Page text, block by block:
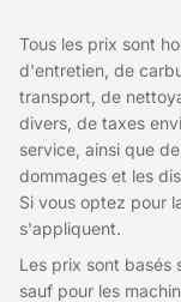
Tous les prix sont
d'entretien, de
transport, de
divers, de taxes
service, ainsi que
dommages et les
Si vous optez pour
s'appliquent.
Les prix sont basés
sauf pour les